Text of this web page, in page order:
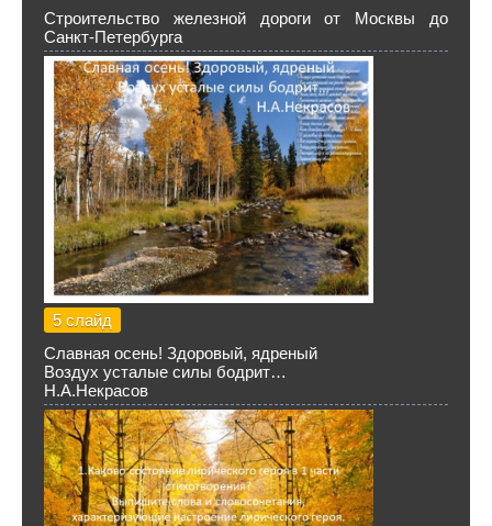
Строительство железной дороги от Москвы до
Санкт-Петербурга
5 слайд
Славная осень! Здоровый, ядреный
Воздух усталые силы бодрит…
Н.А.Некрасов